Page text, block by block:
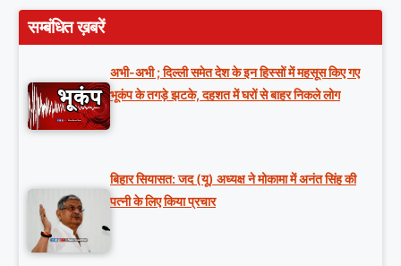
सम्बंधित ख़बरें
अभी-अभी ; दिल्ली समेत देश के इन हिस्सों में महसूस किए गए
भूकंप के तगड़े झटके, दहशत में घरों से बाहर निकले लोग
बिहार सियासत: जद (यू) अध्यक्ष ने मोकामा में अनंत सिंह की
पत्नी के लिए किया प्रचार